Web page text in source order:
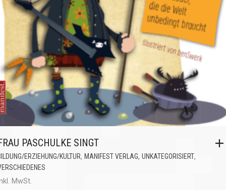
PASCHULKE SINGT
ERZIEHUNG/KULTUR, MANIFEST VERLAG, UNKATEGORISIERT,
MwSt.